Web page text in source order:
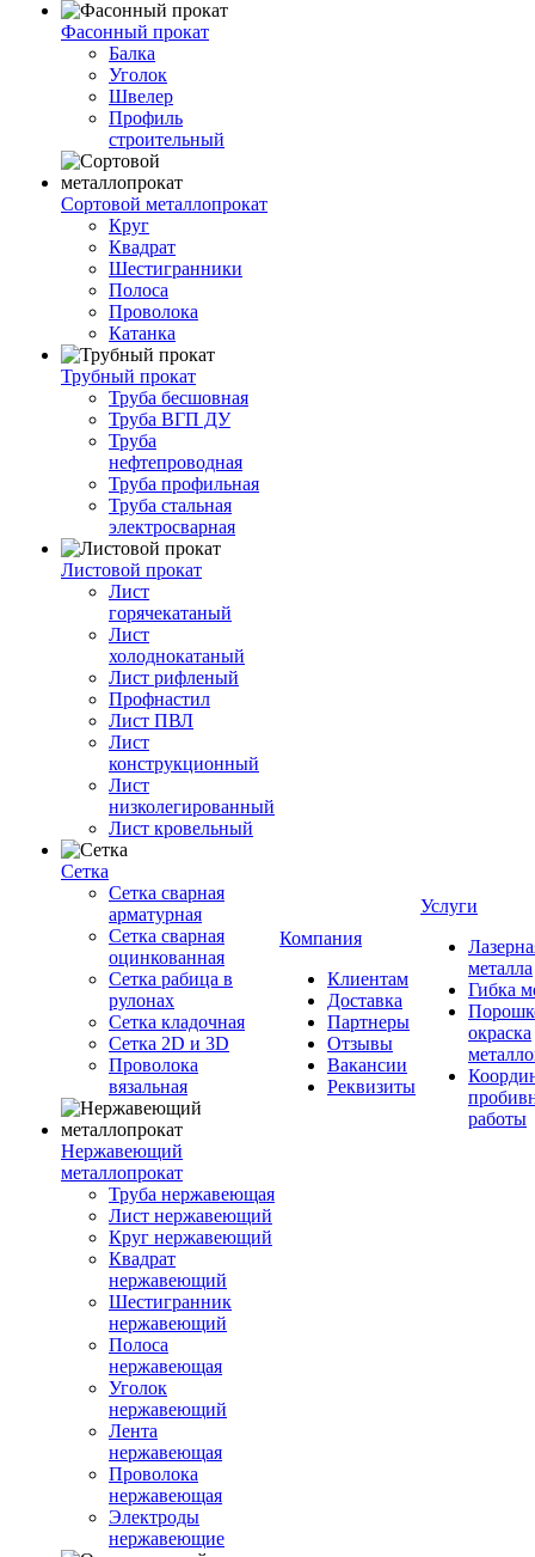
Фасонный прокат
Балка
Уголок
Швелер
Профиль
строительный
Сортовой металлопрокат
Круг
Квадрат
Шестигранники
Полоса
Проволока
Катанка
Трубный прокат
Труба бесшовная
Труба ВГП ДУ
Труба
нефтепроводная
Труба профильная
Труба стальная
электросварная
Листовой прокат
Лист
горячекатаный
Лист
холоднокатаный
Лист рифленый
Профнастил
Лист ПВЛ
Лист
конструкционный
Лист
низколегированный
Лист кровельный
Сетка
Сетка сварная
арматурная
Сетка сварная
оцинкованная
Сетка рабица в
рулонах
Сетка кладочная
Сетка 2D и 3D
Проволока
вязальная
Нержавеющий
металлопрокат
Труба нержавеющая
Лист нержавеющий
Круг нержавеющий
Квадрат
нержавеющий
Шестигранник
нержавеющий
Полоса
нержавеющая
Уголок
нержавеющий
Лента
нержавеющая
Проволока
нержавеющая
Электроды
нержавеющие
Компания
Клиентам
Доставка
Партнеры
Отзывы
Вакансии
Реквизиты
Услуги
металла
Гибка
окраска
работы